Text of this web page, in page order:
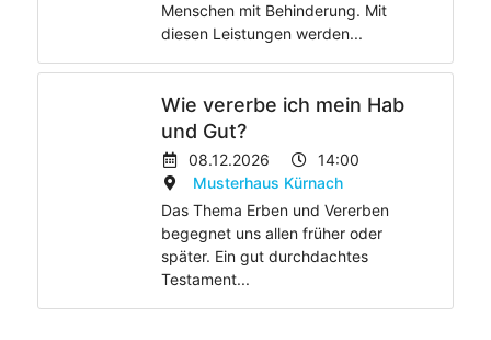
Menschen mit Behinderung. Mit
diesen Leistungen werden...
Wie vererbe ich mein Hab
und Gut?
08.12.2026
14:00
Musterhaus Kürnach
Das Thema Erben und Vererben
begegnet uns allen früher oder
später. Ein gut durchdachtes
Testament...